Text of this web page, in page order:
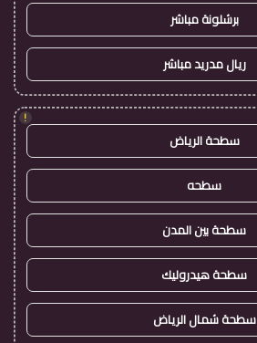
برشلونة مباشر
ريال مدريد مباشر
!
سطحة الرياض
سطحه
سطحة بين المدن
سطحة هيدروليك
سطحة شمال الرياض